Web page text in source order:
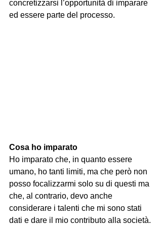
concretizzarsi l’opportunità di imparare
ed essere parte del processo.
Cosa ho imparato
Ho imparato che, in quanto essere
umano, ho tanti limiti, ma che però non
posso focalizzarmi solo su di questi ma
che, al contrario, devo anche
considerare i talenti che mi sono stati
dati e dare il mio contributo alla società.